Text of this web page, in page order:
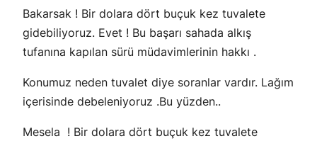
Bakarsak ! Bir dolara dört buçuk kez tuvalete
gidebiliyoruz. Evet ! Bu başarı sahada alkış
tufanına kapılan sürü müdavimlerinin hakkı .
Konumuz neden tuvalet diye soranlar vardır. Lağım
içerisinde debeleniyoruz .Bu yüzden..
Mesela ! Bir dolara dört buçuk kez tuvalete